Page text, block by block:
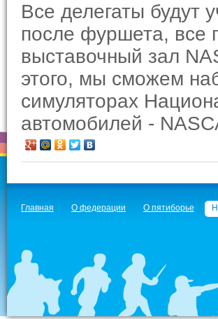
Все делегаты будут
после фуршета, все
выставочный зал
этого, мы сможем
симуляторах
автомобилей -
Главная О федерации О пятиборье